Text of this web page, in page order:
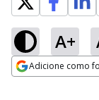
A+
Adicione como